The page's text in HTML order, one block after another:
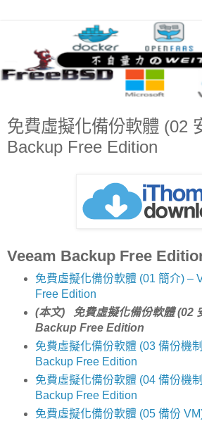
免費虛擬化備份軟體 (02
Backup Free Edition
Veeam Backup Free
免費虛擬化備份軟體 (01 簡介) –
Free Edition
(本文) 免費虛擬化備份軟體 (02
Backup Free Edition
免費虛擬化備份軟體 (03 備份機
Backup Free Edition
免費虛擬化備份軟體 (04 備份機
Backup Free Edition
免費虛擬化備份軟體 (05 備份